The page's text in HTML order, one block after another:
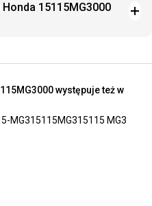
15115MG3000
występuje też w
MG315115MG315115 MG3